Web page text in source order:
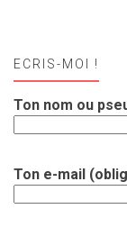
ECRIS-MOI !
Ton nom ou
Ton e-mail